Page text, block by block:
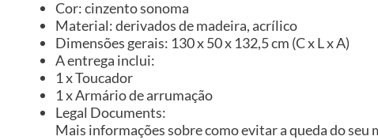
Cor: cinzento sonoma
Material: derivados de madeira, acrílico
Dimensões gerais: 130 x 50 x 132,5 cm (C x L x A)
A entrega inclui:
1 x Toucador
1 x Armário de arrumação
Legal Documents:
Mais informações sobre como evitar a queda do